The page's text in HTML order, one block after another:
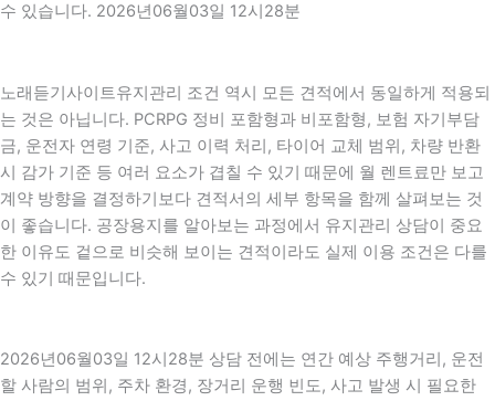
수 있습니다. 2026년06월03일 12시28분
노래듣기사이트유지관리 조건 역시 모든 견적에서 동일하게 적용되
는 것은 아닙니다. PCRPG 정비 포함형과 비포함형, 보험 자기부담
금, 운전자 연령 기준, 사고 이력 처리, 타이어 교체 범위, 차량 반환
시 감가 기준 등 여러 요소가 겹칠 수 있기 때문에 월 렌트료만 보고
계약 방향을 결정하기보다 견적서의 세부 항목을 함께 살펴보는 것
이 좋습니다. 공장용지를 알아보는 과정에서 유지관리 상담이 중요
한 이유도 겉으로 비슷해 보이는 견적이라도 실제 이용 조건은 다를
수 있기 때문입니다.
2026년06월03일 12시28분 상담 전에는 연간 예상 주행거리, 운전
할 사람의 범위, 주차 환경, 장거리 운행 빈도, 사고 발생 시 필요한